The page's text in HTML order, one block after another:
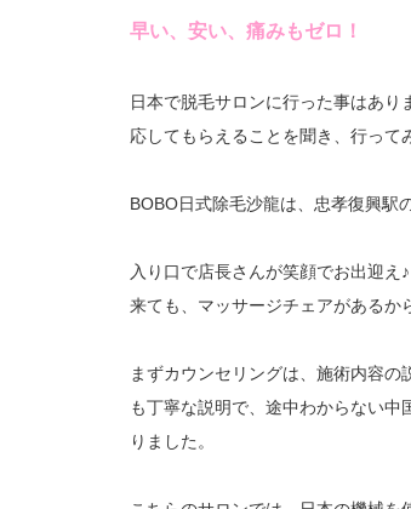
早い、安い、痛みもゼロ！
日本で脱毛サロンに行った事はあ
応してもらえることを聞き、行って
BOBO日式除毛沙龍は、忠孝復興駅
入り口で店長さんが笑顔でお出迎
来ても、マッサージチェアがあるか
まずカウンセリングは、施術内容
も丁寧な説明で、途中わからない
りました。